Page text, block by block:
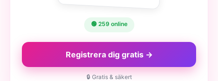
🟢 259 online
Registrera dig gratis →
🔒 Gratis & säkert